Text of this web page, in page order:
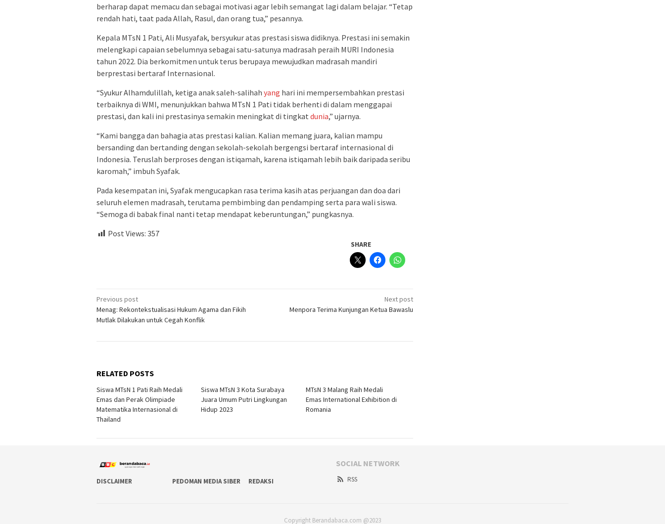
berharap dapat memacu dan sebagai motivasi agar lebih semangat lagi dalam belajar. “Tetap
rendah hati, taat pada Allah, Rasul, dan orang tua,” pesannya.
Kepala MTsN 1 Pati, Ali Musyafak, bersyukur atas prestasi siswa didiknya. Prestasi ini semakin
melengkapi capaian sebelumnya sebagai satu-satunya madrasah peraih MURI Indonesia
tahun 2022. Dia berkomitmen untuk terus berupaya mewujudkan madrasah mandiri
berprestasi bertaraf Internasional.
“Syukur Alhamdulillah, ketiga anak saleh-salihah yang hari ini mempersembahkan prestasi
terbaiknya di WMI, menunjukkan bahwa MTsN 1 Pati tidak berhenti di dalam menggapai
prestasi, dan kali ini prestasinya semakin meningkat di tingkat dunia,” ujarnya.
“Kami bangga dan bahagia atas prestasi kalian. Kalian memang juara, kalian mampu
bersanding dan bertanding dengan sekolah-sekolah bergengsi bertaraf internasional di
Indonesia. Teruslah berproses dengan istiqamah, karena istiqamah lebih baik daripada seribu
karomah,” imbuh Syafak.
Pada kesempatan ini, Syafak mengucapkan rasa terima kasih atas perjuangan dan doa dari
seluruh elemen madrasah, terutama pembimbing dan pendamping serta para wali siswa.
“Semoga di babak final nanti tetap mendapat keberuntungan,” pungkasnya.
Post Views: 357
SHARE
Post
navigation
Previous post
Menag: Rekontekstualisasi Hukum Agama dan Fikih
Mutlak Dilakukan untuk Cegah Konflik
Next post
Menpora Terima Kunjungan Ketua Bawaslu
RELATED POSTS
Siswa MTsN 1 Pati Raih Medali
Emas dan Perak Olimpiade
Matematika Internasional di
Thailand
Siswa MTsN 3 Kota Surabaya
Juara Umum Putri Lingkungan
Hidup 2023
MTsN 3 Malang Raih Medali
Emas International Exhibition di
Romania
DISCLAIMER PEDOMAN MEDIA SIBER REDAKSI
SOCIAL NETWORK
RSS
Copyright Berandabaca.com @2023